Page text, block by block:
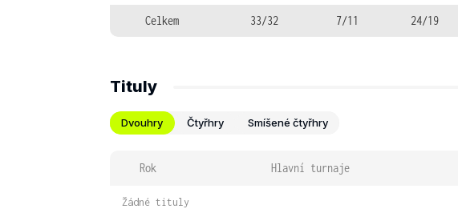
Celkem 33/32 7/11 24/19
Tituly
Dvouhry Čtyřhry Smíšené čtyřhry
Rok Hlavní turnaje
Žádné tituly